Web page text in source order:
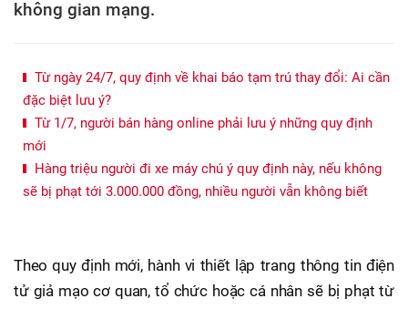
không gian mạng.
Từ ngày 24/7, quy định về khai báo tạm trú thay đổi: Ai cần
đặc biệt lưu ý?
Từ 1/7, người bán hàng online phải lưu ý những quy định
mới
Hàng triệu người đi xe máy chú ý quy định này, nếu không
sẽ bị phạt tới 3.000.000 đồng, nhiều người vẫn không biết
Theo quy định mới, hành vi thiết lập trang thông tin điện
tử giả mạo cơ quan, tổ chức hoặc cá nhân sẽ bị phạt từ